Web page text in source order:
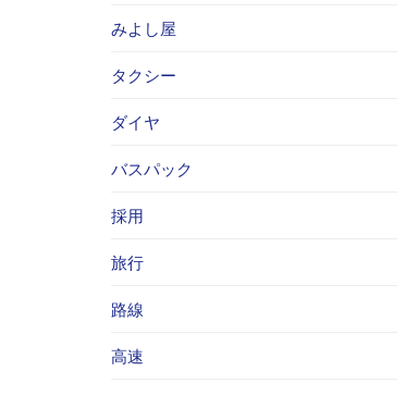
みよし屋
タクシー
ダイヤ
バスパック
採用
旅行
路線
高速